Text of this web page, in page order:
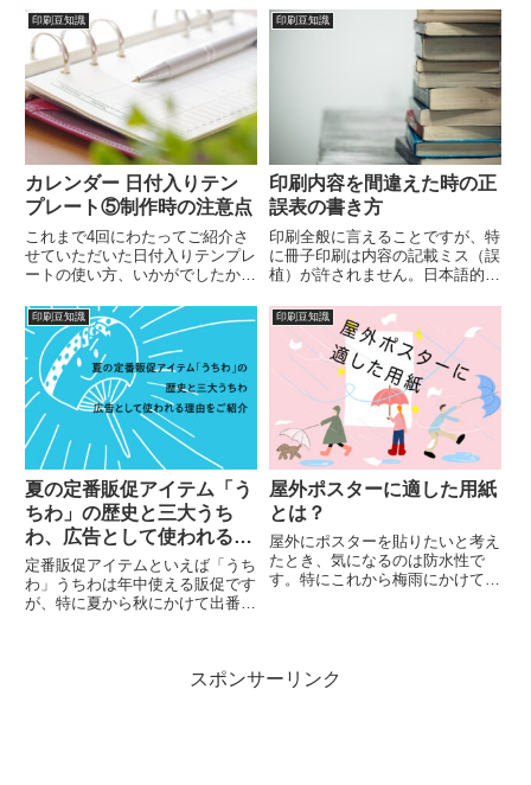
から反響をいただきました。本日
はそんな印刷業界の方から、印刷
の前には欠かせないデザイン業界
の方まで、知っているようでよ
く...
ります。【繁忙期になる理由1】
企業は年度末までに販売促進費・
広告宣伝費を使い切りたい企業
印刷豆知識
カレンダー 日付入りテン
プレート⑤制作時の注意点
これまで4回にわたってご紹介さ
せていただいた日付入りテンプレ
ートの使い方、いかがでしたか？
部分は完成しているので、画像を
入れるだけで完成！お気に入りの
画像を大きく掲載できる！アレン
ジ自由自在！少し手を加えるだ
け...
印刷豆知識
印刷内容を間違えた時の正
誤表の書き方
印刷全般に言えることですが、特
に冊子印刷は内容の記載ミス（誤
植）が許されません。日本語的な
販売価格や販売日、参考書の数式
などは間違えた時に致命的な影響
を及ぼします。また、冊子印刷は
掛かる費用が大きいので安易に
再...
印刷豆知識
夏の定番販促アイテム「う
ちわ」の歴史と三大うち
わ、広告として使われる理
由をご紹介
定番販促アイテムといえば「うち
わ」うちわは年中使える販促です
が、特に夏から秋にかけて出番が
れる理由をご紹介いたいます。う
印刷豆知識
屋外ポスターに適した用紙
とは？
屋外にポスターを貼りたいと考え
たとき、気になるのは防水性で
す。特にこれから梅雨にかけて、
を屋外に設置するとどのようなこ
と...
スポンサーリンク